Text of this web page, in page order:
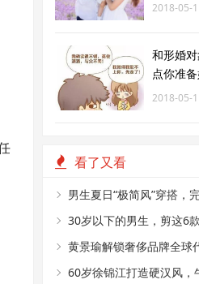
2018-05-
和形婚
点你准
2018-05-
看了又看
男生夏日“极简风”穿搭，
帅气
30岁以下的男生，剪这6
光又帅气
黄景瑜解锁奢侈品牌全球
力真好
60岁徐锦江打造硬汉风，